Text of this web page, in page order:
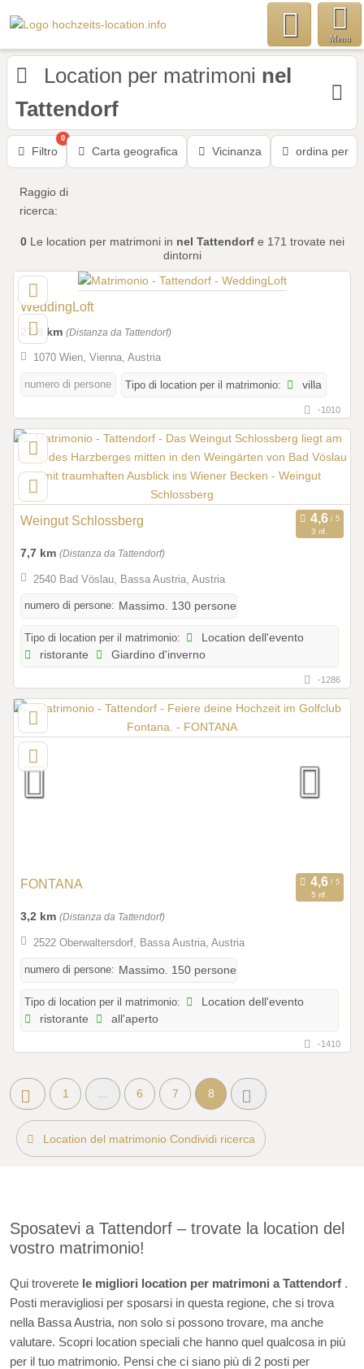
Menu
Location per matrimoni nel
Tattendorf
Filtro
0
Carta geografica Vicinanza ordina per
Raggio di
ricerca:
0Le location per matrimoni in nel Tattendorfe 171 trovate nei
dintorni
WeddingLoft
27,8 km (Distanza da Tattendorf)
1070 Wien, Vienna, Austria
numero di persone Tipo di location per il matrimonio: villa
-1010
Weingut Schlossberg
3 rif.
7,7 km (Distanza da Tattendorf)
2540 Bad Vöslau, Bassa Austria, Austria
numero di persone: Massimo. 130 persone
Tipo di location per il matrimonio:
Location dell'evento
ristorante
Giardino d'inverno
-1286
FONTANA
5 rif.
3,2 km (Distanza da Tattendorf)
2522 Oberwaltersdorf, Bassa Austria, Austria
numero di persone: Massimo. 150 persone
Tipo di location per il matrimonio:
Location dell'evento
ristorante
all'aperto
-1410
1 6 7 8
Location del matrimonio Condividi ricerca
Sposatevi a Tattendorf – trovate la location del
vostro matrimonio!
Qui troverete le migliori location per matrimoni a Tattendorf .
Posti meravigliosi per sposarsi in questa regione, che si trova
nella Bassa Austria, non solo si possono trovare, ma anche
valutare. Scopri location speciali che hanno quel qualcosa in più
per il tuo matrimonio. Pensi che ci siano più di 2 posti per